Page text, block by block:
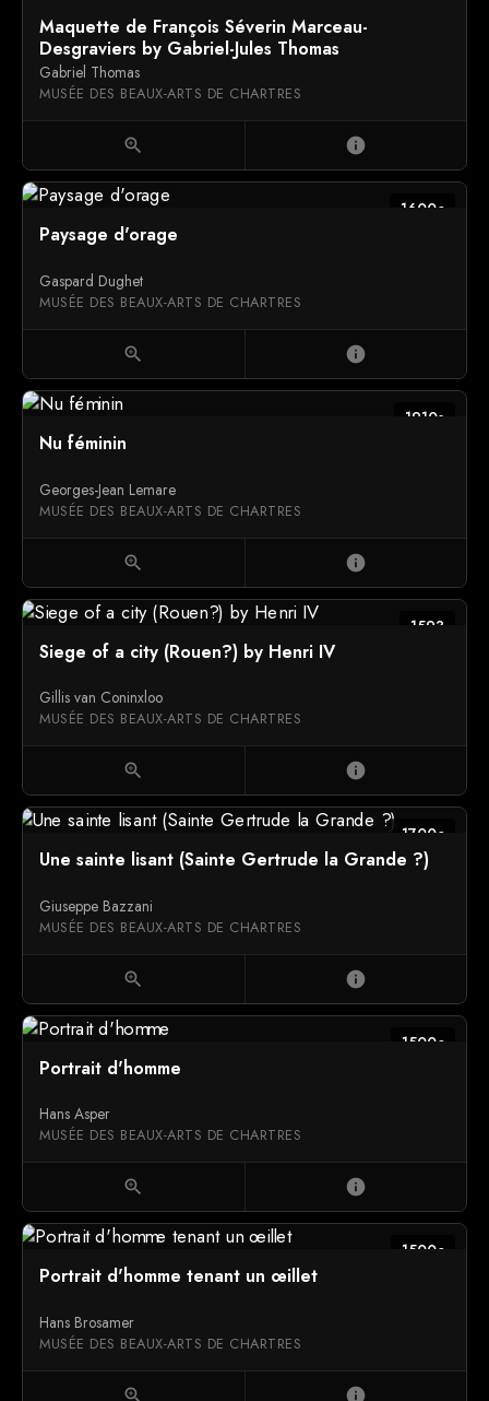
Maquette de François Séverin Marceau-
Desgraviers by Gabriel-Jules Thomas
Gabriel Thomas
MUSÉE DES BEAUX-ARTS DE CHARTRES
zoom_in info
1600c
Paysage d'orage
Gaspard Dughet
MUSÉE DES BEAUX-ARTS DE CHARTRES
zoom_in info
1910s
Nu féminin
Georges-Jean Lemare
MUSÉE DES BEAUX-ARTS DE CHARTRES
zoom_in info
1593
Siege of a city (Rouen?) by Henri IV
Gillis van Coninxloo
MUSÉE DES BEAUX-ARTS DE CHARTRES
zoom_in info
1700c
Une sainte lisant (Sainte Gertrude la Grande ?)
Giuseppe Bazzani
MUSÉE DES BEAUX-ARTS DE CHARTRES
zoom_in info
1500c
Portrait d'homme
Hans Asper
MUSÉE DES BEAUX-ARTS DE CHARTRES
zoom_in info
1500c
Portrait d'homme tenant un œillet
Hans Brosamer
MUSÉE DES BEAUX-ARTS DE CHARTRES
zoom_in info